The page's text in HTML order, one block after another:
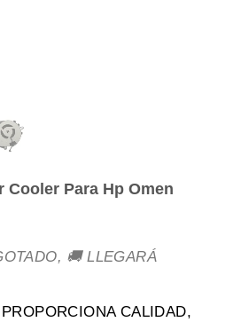
Para Hp Omen
🚚 LLEGARÁ
CALIDAD,